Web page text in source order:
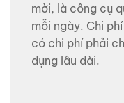
mời, là công cụ
mỗi ngày. Chi
có chi phí phải
dụng lâu dài.